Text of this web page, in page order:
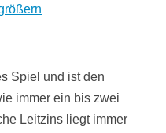
Spiel und ist den
immer ein bis zwei
Leitzins liegt immer